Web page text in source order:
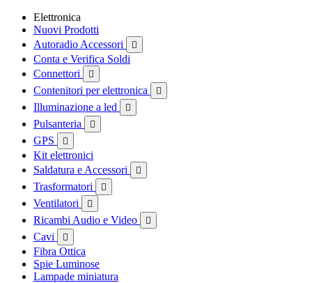
Elettronica
Nuovi Prodotti
Autoradio Accessori

Conta e Verifica Soldi
Connettori

Contenitori per elettronica 
Illuminazione a led 
Pulsanteria 
GPS 
Kit elettronici
Saldatura e Accessori

Trasformatori 
Ventilatori 
Ricambi Audio e Video 
Cavi 
Fibra Ottica
Spie Luminose
Lampade miniatura